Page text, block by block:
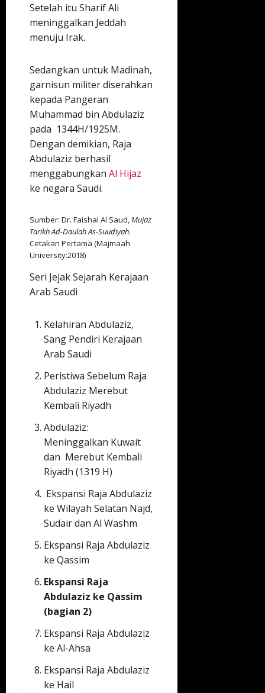
Setelah itu Sharif Ali
meninggalkan Jeddah
menuju Irak.
Sedangkan untuk Madinah,
garnisun militer diserahkan
kepada Pangeran
Muhammad bin Abdulaziz
pada 1344H/1925M.
Dengan demikian, Raja
Abdulaziz berhasil
menggabungkan Al Hijaz
ke negara Saudi.
Sumber: Dr. Faishal Al Saud, Mujaz
Tarikh Ad-Daulah As-Suudiyah.
Cetakan Pertama (Majmaah
University:2018)
Seri Jejak Sejarah Kerajaan
Arab Saudi
Kelahiran Abdulaziz,
Sang Pendiri Kerajaan
Arab Saudi
Peristiwa Sebelum Raja
Abdulaziz Merebut
Kembali Riyadh
Abdulaziz:
Meninggalkan Kuwait
dan Merebut Kembali
Riyadh (1319 H)
Ekspansi Raja Abdulaziz
ke Wilayah Selatan Najd,
Sudair dan Al Washm
Ekspansi Raja Abdulaziz
ke Qassim
Ekspansi Raja
Abdulaziz ke Qassim
(bagian 2)
Ekspansi Raja Abdulaziz
ke Al-Ahsa
Ekspansi Raja Abdulaziz
ke Hail